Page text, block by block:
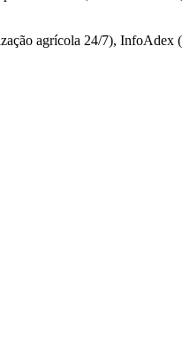
agrícola 24/7),